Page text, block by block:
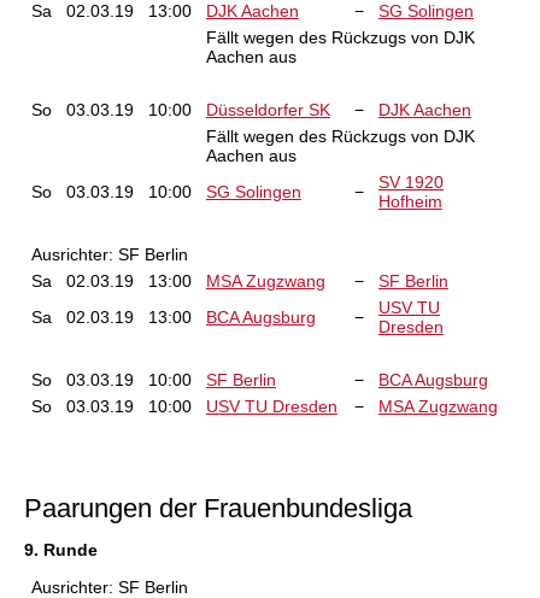
Sa
02.03.19 13:00 DJK Aachen −
SG Solingen
Fällt wegen des Rückzugs von DJK
Aachen aus
So 03.03.19 10:00 Düsseldorfer SK −
DJK Aachen
Fällt wegen des Rückzugs von DJK
Aachen aus
So
03.03.19 10:00 SG Solingen −
SV 1920
Hofheim
Ausrichter: SF Berlin
Sa
02.03.19 13:00 MSA Zugzwang −
SF Berlin
Sa
02.03.19 13:00 BCA Augsburg −
USV TU
Dresden
So 03.03.19 10:00 SF Berlin −
BCA Augsburg
So
03.03.19 10:00 USV TU Dresden − MSA Zugzwang
Paarungen der Frauenbundesliga
9. Runde
Ausrichter: SF Berlin